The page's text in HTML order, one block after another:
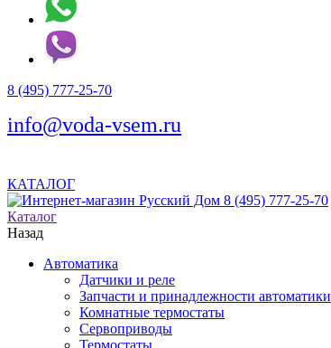
8 (495) 777-25-70
info@voda-vsem.ru
КАТАЛОГ
8 (495) 777-25-70
Каталог
Назад
Автоматика
Датчики и реле
Запчасти и принадлежности автоматики
Комнатные термостаты
Сервоприводы
Термостаты